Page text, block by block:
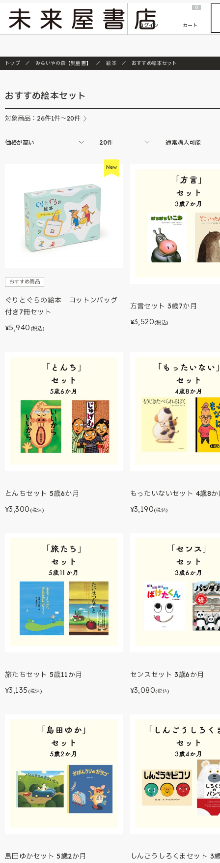
『ONE PIECE magazine 021 ONE PIECEカード付き同梱版』発売延期のご案内
ログイン
0
カート
トップ みらいやの森【児童書】 絵本 おすすめ絵本セット
おすすめ絵本セット
対象商品： 26件1件～20件
価格が高い 20件 通常購入可能
おすすめ商品
ぐりとぐらの絵本 コットンバッグ
付き7冊セット
¥5,940 (税込)
方言セット 3歳7か月
¥3,520(税込)
とんちセット 5歳6か月
¥3,300 (税込)
もったいないセット 4歳8か
¥3,190(税込)
旅たちセット 5歳11か月
¥3,135 (税込)
センスセット 3歳6か月
¥3,080(税込)
島田ゆかセット 5歳2か月 しんごうしろくまセット 3